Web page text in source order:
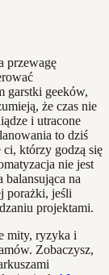
przewagę
garstki geeków,
że czas nie
i utracone
to dziś
ci, którzy godzą się
nie jest
na
porażki, jeśli
projektami.
mity, ryzyka i
Zobaczysz,